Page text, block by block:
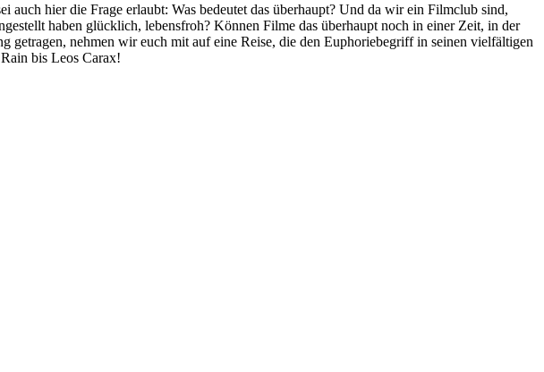
hier die Frage erlaubt: Was bedeutet das überhaupt? Und da wir ein Filmclub sind,
haben glücklich, lebensfroh? Können Filme das überhaupt noch in einer Zeit, in der
nehmen wir euch mit auf eine Reise, die den Euphoriebegriff in seinen vielfältigen
bis Leos Carax!